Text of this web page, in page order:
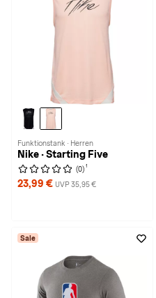
Funktionstank · Herren
Nike · Starting Five
(0) 1
23,99 € UVP 35,95 €
Sale